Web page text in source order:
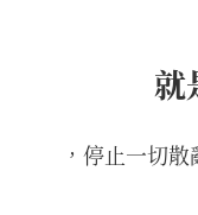
就
，停止一切